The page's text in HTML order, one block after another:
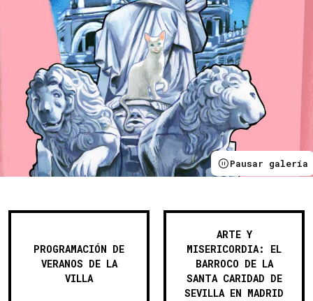
Pausar galería
Destacados
PROGRAMACIÓN DE
VERANOS DE LA
VILLA
ARTE Y
MISERICORDIA: EL
BARROCO DE LA
SANTA CARIDAD DE
SEVILLA EN MADRID